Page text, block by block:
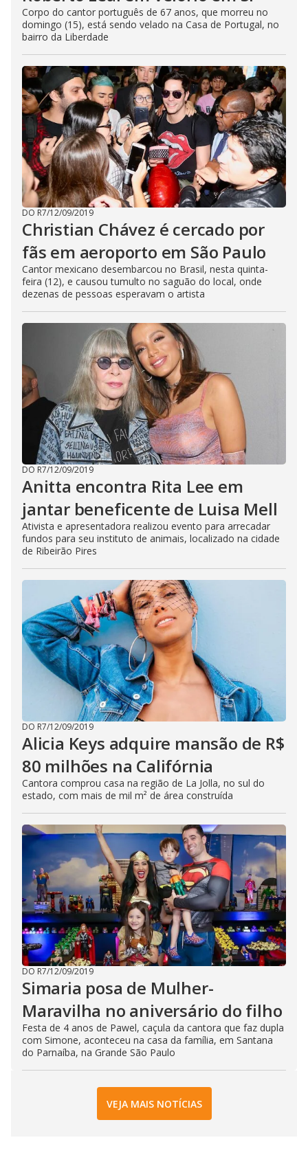
Corpo do cantor português de 67 anos, que morreu no
domingo (15), está sendo velado na Casa de Portugal, no
bairro da Liberdade
DO R7/12/09/2019
Christian Chávez é cercado por
fãs em aeroporto em São Paulo
Cantor mexicano desembarcou no Brasil, nesta quinta-
feira (12), e causou tumulto no saguão do local, onde
dezenas de pessoas esperavam o artista
DO R7/12/09/2019
Anitta encontra Rita Lee em
jantar beneficente de Luisa Mell
Ativista e apresentadora realizou evento para arrecadar
fundos para seu instituto de animais, localizado na cidade
de Ribeirão Pires
DO R7/12/09/2019
Alicia Keys adquire mansão de R$
80 milhões na Califórnia
Cantora comprou casa na região de La Jolla, no sul do
estado, com mais de mil m² de área construída
DO R7/12/09/2019
Simaria posa de Mulher-
Maravilha no aniversário do filho
Festa de 4 anos de Pawel, caçula da cantora que faz dupla
com Simone, aconteceu na casa da família, em Santana
do Parnaíba, na Grande São Paulo
VEJA MAIS NOTÍCIAS